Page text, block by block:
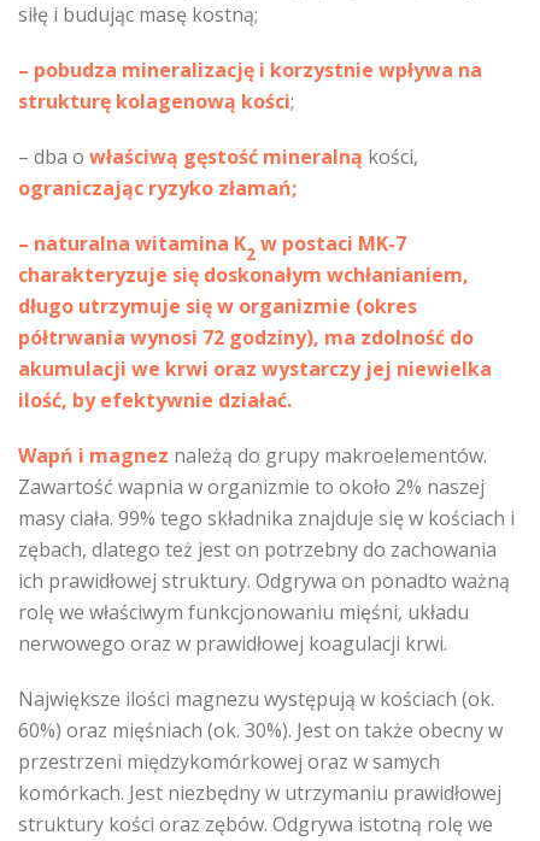
siłę i budując masę kostną;
– pobudza mineralizację i korzystnie wpływa na
strukturę kolagenową kości;
– dba o właściwą gęstość mineralną kości,
ograniczając ryzyko złamań;
– naturalna witamina K2 w postaci MK-7
charakteryzuje się doskonałym wchłanianiem,
długo utrzymuje się w organizmie (okres
półtrwania wynosi 72 godziny), ma zdolność do
akumulacji we krwi oraz wystarczy jej niewielka
ilość, by efektywnie działać.
Wapń i magnez należą do grupy makroelementów.
Zawartość wapnia w organizmie to około 2% naszej
masy ciała. 99% tego składnika znajduje się w kościach i
zębach, dlatego też jest on potrzebny do zachowania
ich prawidłowej struktury. Odgrywa on ponadto ważną
rolę we właściwym funkcjonowaniu mięśni, układu
nerwowego oraz w prawidłowej koagulacji krwi.
Największe ilości magnezu występują w kościach (ok.
60%) oraz mięśniach (ok. 30%). Jest on także obecny w
przestrzeni międzykomórkowej oraz w samych
komórkach. Jest niezbędny w utrzymaniu prawidłowej
struktury kości oraz zębów. Odgrywa istotną rolę we